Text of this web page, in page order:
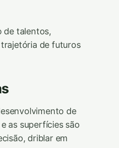
de talentos,
de futuros
de
as superfícies são
driblar em